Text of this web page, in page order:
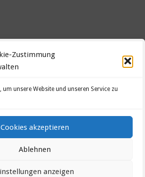
Zustimmung
unsere Website und unseren Service zu
Cookies akzeptieren
Ablehnen
anzeigen
Heinersberg-